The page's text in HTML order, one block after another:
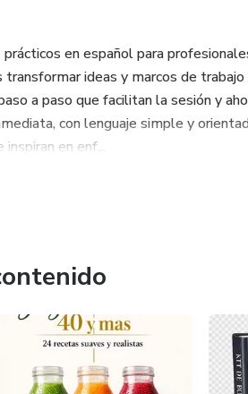
en español para
ideas y marcos de trabajo
a paso que facilitan la sesión y
con lenguaje simple y
en enf...